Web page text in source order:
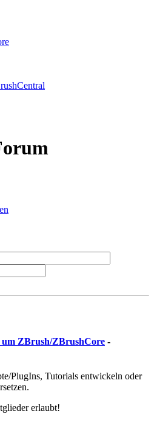
ZBrush/ZBrushCore -
PlugIns, Tutorials entwickeln oder
erlaubt!